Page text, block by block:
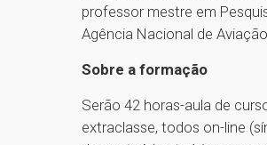
professor mestre em
Agência Nacional de
Sobre a formação
Serão 42 horas-aula de
extraclasse, todos on-line